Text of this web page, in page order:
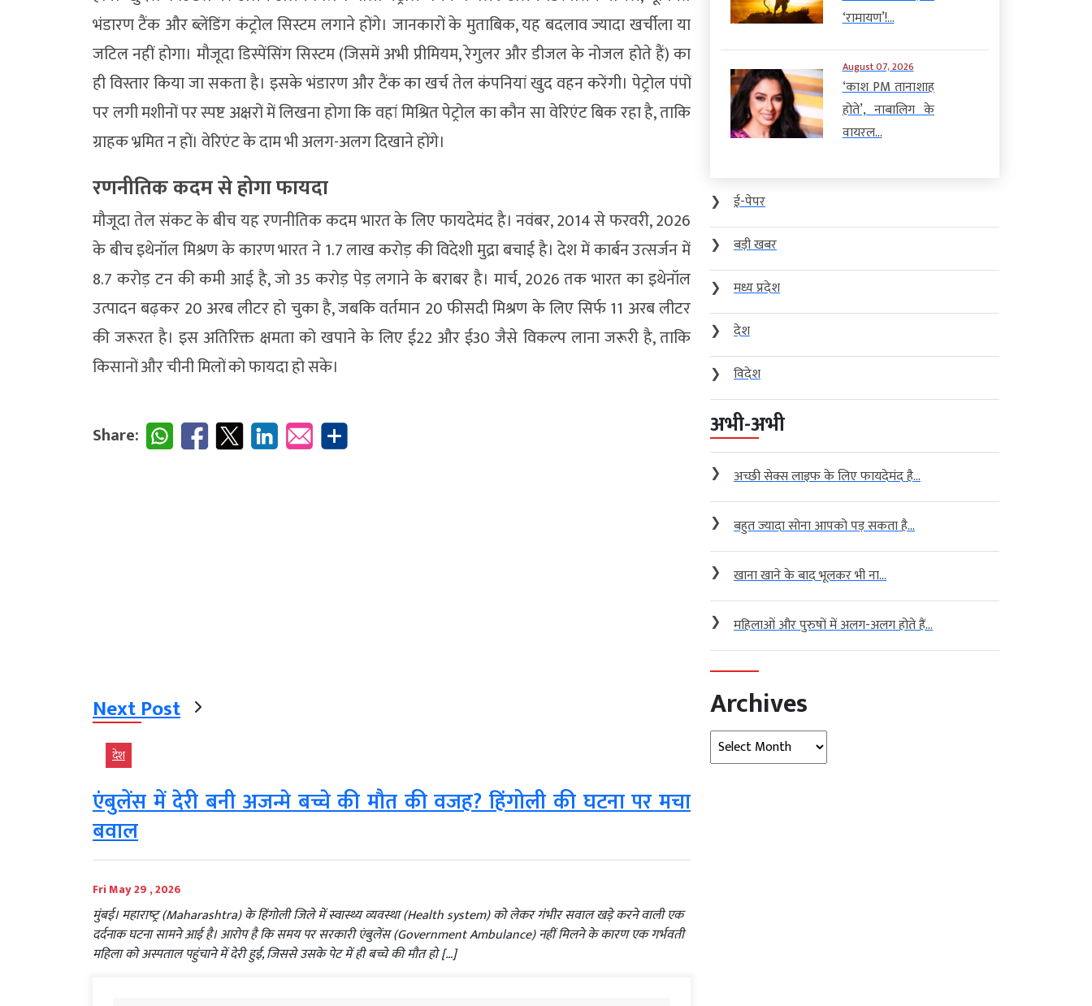
भंडारण टैंक और ब्लेंडिंग कंट्रोल सिस्टम लगाने होंगे। जानकारों के मुताबिक, यह बदलाव ज्यादा खर्चीला या
जटिल नहीं होगा। मौजूदा डिस्पेंसिंग सिस्टम (जिसमें अभी प्रीमियम, रेगुलर और डीजल के नोजल होते हैं) का
ही विस्तार किया जा सकता है। इसके भंडारण और टैंक का खर्च तेल कंपनियां खुद वहन करेंगी। पेट्रोल पंपों
पर लगी मशीनों पर स्पष्ट अक्षरों में लिखना होगा कि वहां मिश्रित पेट्रोल का कौन सा वेरिएंट बिक रहा है, ताकि
ग्राहक भ्रमित न हों। वेरिएंट के दाम भी अलग-अलग दिखाने होंगे।
रणनीतिक कदम से होगा फायदा
मौजूदा तेल संकट के बीच यह रणनीतिक कदम भारत के लिए फायदेमंद है। नवंबर, 2014 से फरवरी, 2026
के बीच इथेनॉल मिश्रण के कारण भारत ने 1.7 लाख करोड़ की विदेशी मुद्रा बचाई है। देश में कार्बन उत्सर्जन में
8.7 करोड़ टन की कमी आई है, जो 35 करोड़ पेड़ लगाने के बराबर है। मार्च, 2026 तक भारत का इथेनॉल
उत्पादन बढ़कर 20 अरब लीटर हो चुका है, जबकि वर्तमान 20 फीसदी मिश्रण के लिए सिर्फ 11 अरब लीटर
की जरूरत है। इस अतिरिक्त क्षमता को खपाने के लिए ई22 और ई30 जैसे विकल्प लाना जरूरी है, ताकि
किसानों और चीनी मिलों को फायदा हो सके।
Share:
Next Post
देश
एंबुलेंस में देरी बनी अजन्मे बच्चे की मौत की वजह? हिंगोली की घटना पर मचा
बवाल
Fri May 29 , 2026
मुंबई। महाराष्‍ट्र (Maharashtra) के हिंगोली जिले में स्वास्थ्य व्यवस्था (Health system) को लेकर गंभीर सवाल खड़े करने वाली एक
दर्दनाक घटना सामने आई है। आरोप है कि समय पर सरकारी एंबुलेंस (Government Ambulance) नहीं मिलने के कारण एक गर्भवती
महिला को अस्पताल पहुंचाने में देरी हुई, जिससे उसके पेट में ही बच्चे की मौत हो […]
‘रामायण’!...
August 07, 2026
‘काश PM तानाशाह
होते’, नाबालिग के
वायरल...
❯
ई-पेपर
❯
बड़ी खबर
❯
मध्य प्रदेश
❯
देश
❯
विदेश
अभी-अभी
❯ अच्छी सेक्स लाइफ के लिए फायदेमंद है...
❯ बहुत ज्यादा सोना आपको पड़ सकता है...
❯ खाना खाने के बाद भूलकर भी ना...
❯ महिलाओं और पुरुषों में अलग-अलग होते हैं...
Archives
Archives